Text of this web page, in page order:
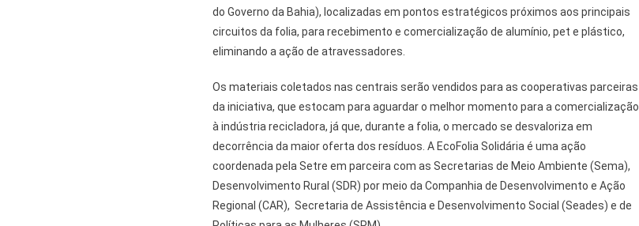
do Governo da Bahia), localizadas em pontos estratégicos próximos aos principais
circuitos da folia, para recebimento e comercialização de alumínio, pet e plástico,
eliminando a ação de atravessadores.
Os materiais coletados nas centrais serão vendidos para as cooperativas parceiras
da iniciativa, que estocam para aguardar o melhor momento para a comercialização
à indústria recicladora, já que, durante a folia, o mercado se desvaloriza em
decorrência da maior oferta dos resíduos. A EcoFolia Solidária é uma ação
coordenada pela Setre em parceira com as Secretarias de Meio Ambiente (Sema),
Desenvolvimento Rural (SDR) por meio da Companhia de Desenvolvimento e Ação
Regional (CAR), Secretaria de Assistência e Desenvolvimento Social (Seades) e de